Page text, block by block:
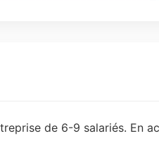
de 6-9 salariés. En